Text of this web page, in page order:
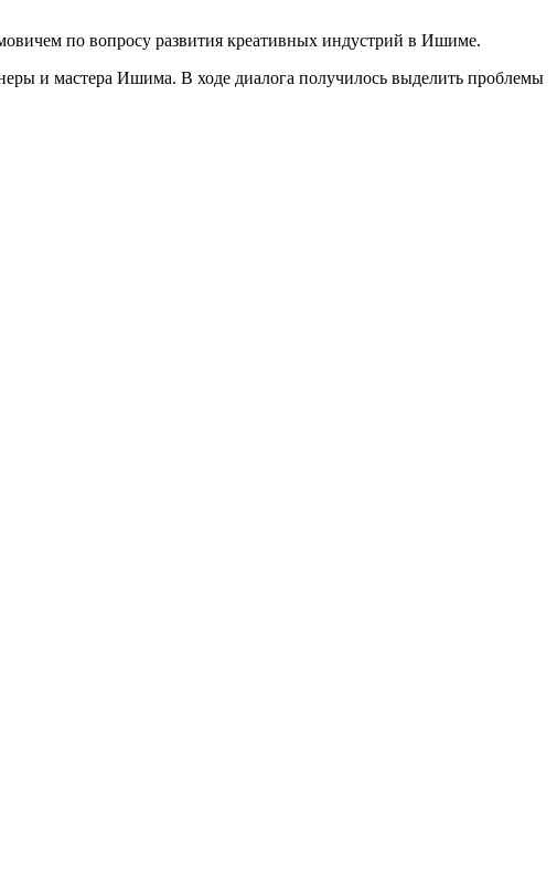
по вопросу развития креативных индустрий в Ишиме.
и мастера Ишима. В ходе диалога получилось выделить проблемы